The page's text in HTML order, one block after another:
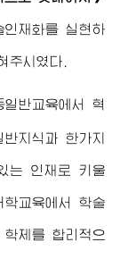
재화를 실현하
주시였다.
반교육에서 혁
지식과 한가지
는 인재로 키울
교육에서 학술
제를 합리적으